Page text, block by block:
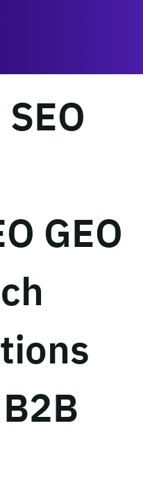
GEO